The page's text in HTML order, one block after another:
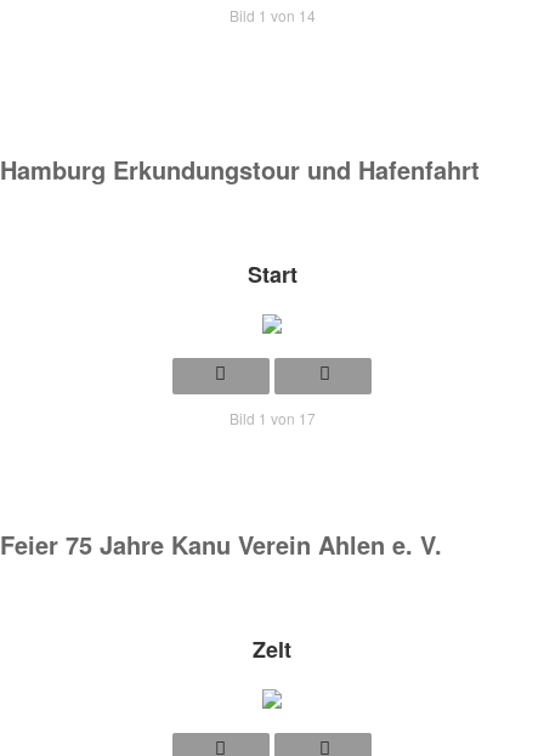
Bild 1 von 14
Hamburg Erkundungstour und Hafenfahrt
Start
Bild 1 von 17
Feier 75 Jahre Kanu Verein Ahlen e. V.
Zelt